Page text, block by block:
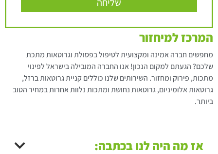
המרכז למיחזור
מחפשים חברה אמינה ומקצועית לטיפול בפסולת וגרוטאות מתכת
שלכם? הגעתם למקום הנכון! אנו החברה המובילה בישראל לפינוי
מתכות, פירוק ומחזור. השירותים שלנו כוללים קניית גרוטאות ברזל,
גרוטאות אלומיניום, גרוטאות נחושת ומתכות נלוות אחרות במחיר הטוב
ביותר.
אז מה היה לנו בכתבה: